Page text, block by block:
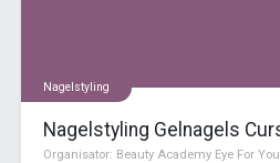
Nagelstyling
Organisator: Beauty Academy Eye For You